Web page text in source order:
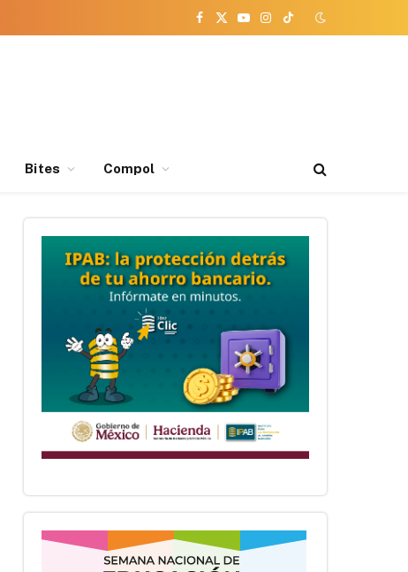
Facebook
X
YouTube
Instagram
TikTok
Bites Compol